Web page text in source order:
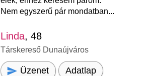
Nem egyszerű pár mondatban...
Linda, 48
Társkereső Dunaújváros
Üzenet Adatlap